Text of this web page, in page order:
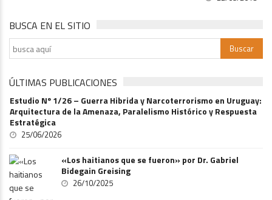
BUSCA EN EL SITIO
ÚLTIMAS PUBLICACIONES
Estudio Nº 1/26 – Guerra Hibrida y Narcoterrorismo en Uruguay:
Arquitectura de la Amenaza, Paralelismo Histórico y Respuesta
Estratégica
25/06/2026
«Los haitianos que se fueron» por Dr. Gabriel
Bidegain Greising
26/10/2025